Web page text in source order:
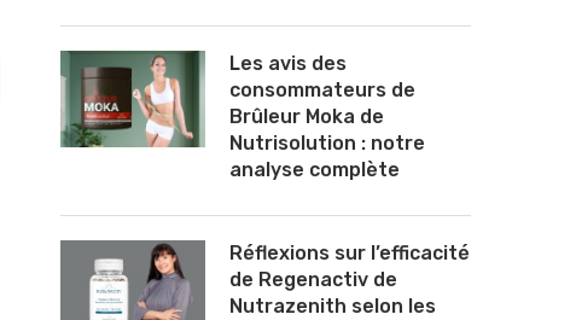
Les avis des
consommateurs de
Brûleur Moka de
Nutrisolution : notre
analyse complète
Réflexions sur l’efficacité
de Regenactiv de
Nutrazenith selon les